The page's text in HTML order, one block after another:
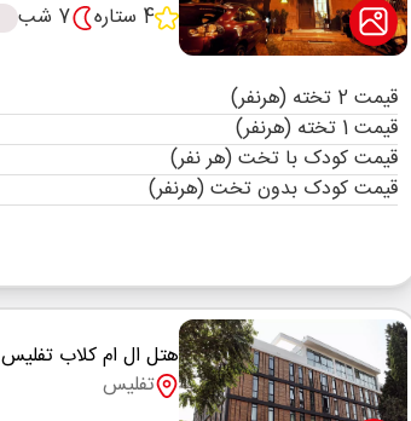
4 ستاره
7 شب
قیمت 2 تخته (هرنفر)
قیمت 1 تخته (هرنفر)
قیمت کودک با تخت (هر نفر)
قیمت کودک بدون تخت (هرنفر)
هتل ال ام کلاب تفلیس
تفلیس